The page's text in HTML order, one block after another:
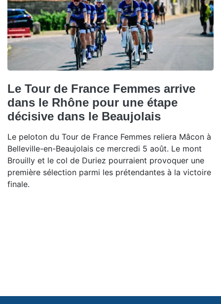
Le Tour de France Femmes arrive
dans le Rhône pour une étape
décisive dans le Beaujolais
Le peloton du Tour de France Femmes reliera Mâcon à
Belleville-en-Beaujolais ce mercredi 5 août. Le mont
Brouilly et le col de Duriez pourraient provoquer une
première sélection parmi les prétendantes à la victoire
finale.